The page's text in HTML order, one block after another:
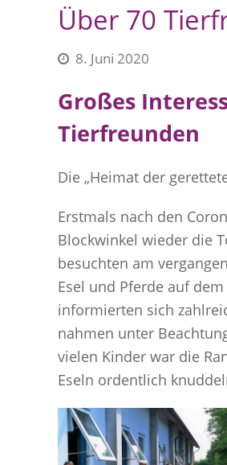
Über 70
8. Juni 2020
Großes
Tierfreunden
Die „Heimat der
Erstmals nach den
Blockwinkel wieder die
besuchten am
Esel und Pferde auf
informierten sich
nahmen unter
vielen Kinder war die
Eseln ordentlich